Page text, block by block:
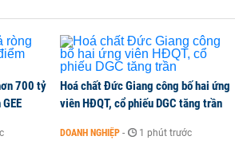
700 tỷ
Hoá chất Đức Giang công bố hai ứng
viên HĐQT, cổ phiếu DGC tăng trần
DOANH NGHIỆP - 1 phút trước